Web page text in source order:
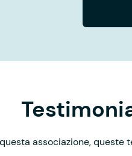
associazione,